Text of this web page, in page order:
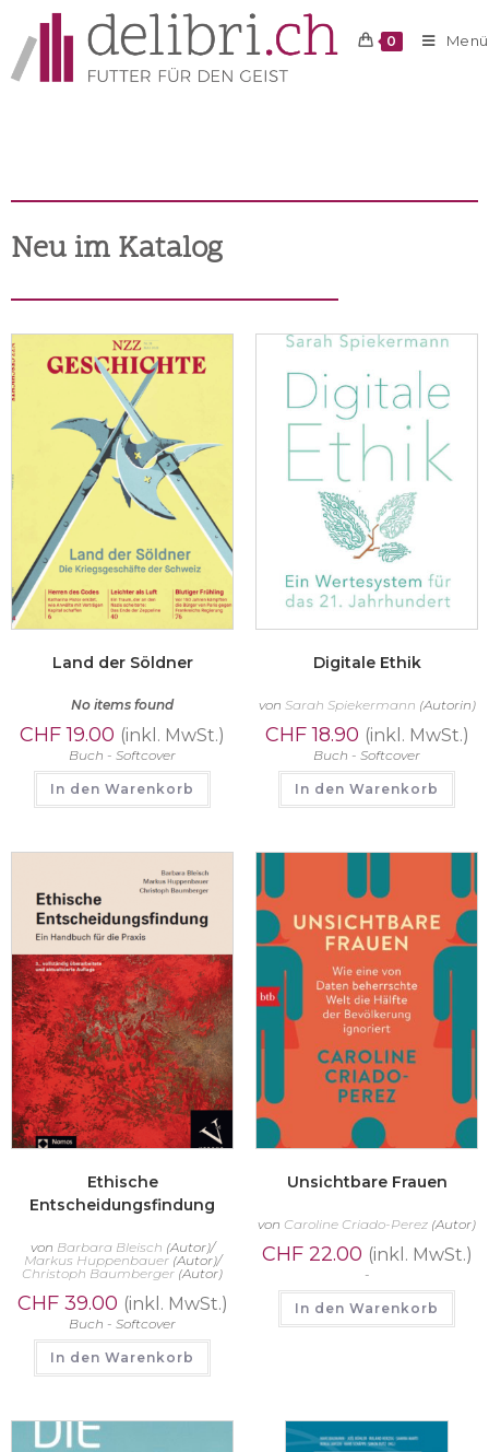
0 Menü
Neu im Katalog
Land der Söldner
No items found
CHF19.00 (inkl. MwSt.)
Buch - Softcover
In den Warenkorb
Digitale Ethik
von Sarah Spiekermann (Autorin)
CHF18.90 (inkl. MwSt.)
Buch - Softcover
In den Warenkorb
Ethische
Entscheidungsfindung
von Barbara Bleisch (Autor)/
Markus Huppenbauer(Autor)/
Christoph Baumberger (Autor)
CHF39.00 (inkl. MwSt.)
Buch - Softcover
In den Warenkorb
Unsichtbare Frauen
von Caroline Criado-Perez (Autor)
CHF22.00 (inkl. MwSt.)
-
In den Warenkorb